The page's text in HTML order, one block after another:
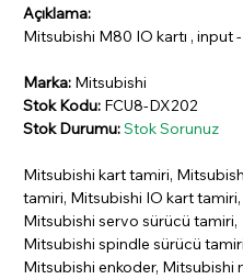
Açıklama:
Mitsubishi M80 IO kartı , input
Marka: Mitsubishi
Stok Kodu: FCU8-DX202
Stok Durumu:Stok Sorunuz
Mitsubishi kart tamiri,
tamiri, Mitsubishi IO kart tamiri,
Mitsubishi servo sürücü tamiri,
Mitsubishi spindle sürücü
Mitsubishi enkoder, Mitsubishi